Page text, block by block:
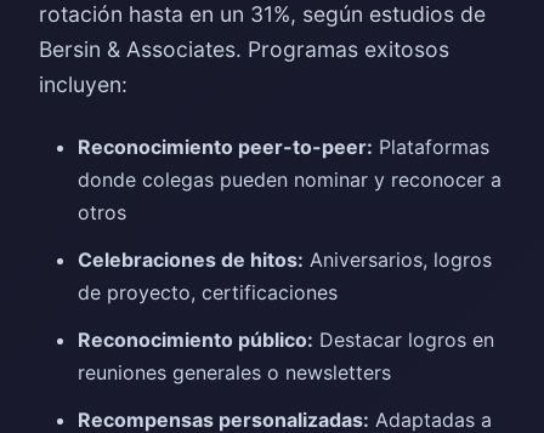
rotación hasta en un 31%, según estudios de
Bersin & Associates. Programas exitosos
incluyen:
Reconocimiento peer-to-peer: Plataformas
donde colegas pueden nominar y reconocer a
otros
Celebraciones de hitos: Aniversarios, logros
de proyecto, certificaciones
Reconocimiento público: Destacar logros en
reuniones generales o newsletters
Recompensas personalizadas: Adaptadas a